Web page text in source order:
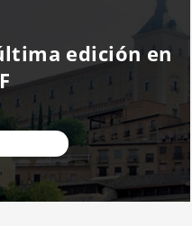
edición en